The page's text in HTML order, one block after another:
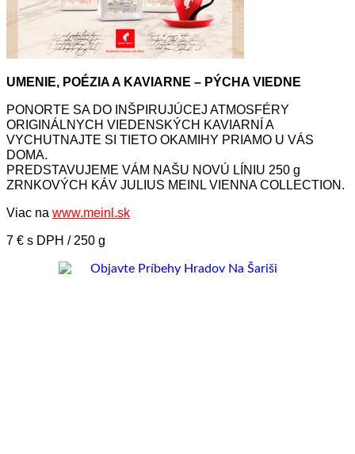
UMENIE, POÉZIA A KAVIARNE – PÝCHA VIEDNE
PONORTE SA DO INŠPIRUJÚCEJ ATMOSFÉRY
ORIGINÁLNYCH VIEDENSKÝCH KAVIARNÍ A
VYCHUTNAJTE SI TIETO OKAMIHY PRIAMO U VÁS
DOMA.
PREDSTAVUJEME VÁM NAŠU NOVÚ LÍNIU 250 g
ZRNKOVÝCH KÁV JULIUS MEINL VIENNA COLLECTION.
Viac na www.meinl.sk
7 € s DPH / 250 g